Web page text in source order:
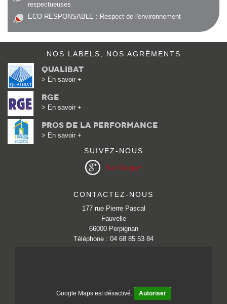
respectueuses
ECO RESPONSABLE : Respect de l'environnement
NOS LABELS, NOS AGRÉMENTS
Qualibat
> En savoir +
Rge
> En savoir +
Pros de la performance
> En savoir +
SUIVEZ-NOUS
Sur Google+
CONTACTEZ-NOUS
177 rue Pierre Pascal
Fauvelle
66000 Perpignan
Téléphone : 04 68 85 53 84
Google Maps est désactivé. Autoriser